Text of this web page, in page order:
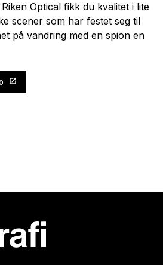
Optical fikk du kvalitet i lite
scener som har festet seg til
på vandring med en spion en